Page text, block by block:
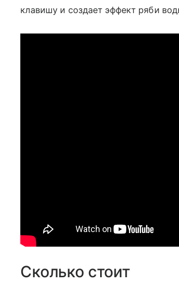
клавишу и создает эффект ряби
Сколько стоит